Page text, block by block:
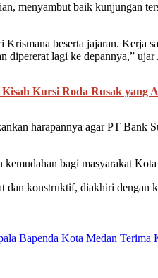
menyambut baik kunjungan
beserta jajaran. Kerja
dipererat lagi ke depannya,” ujar
Kursi Roda Rusak
harapannya agar PT
bagi masyarakat
dan konstruktif, diakhiri
Bapenda Kota Medan Terima